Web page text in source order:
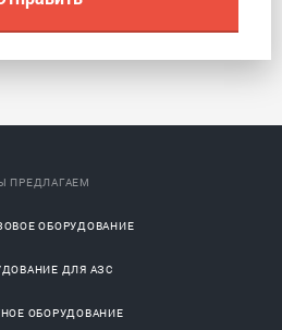
ПРЕДЛАГАЕМ
ОБОРУДОВАНИЕ
ДЛЯ АЗС
ОБОРУДОВАНИЕ